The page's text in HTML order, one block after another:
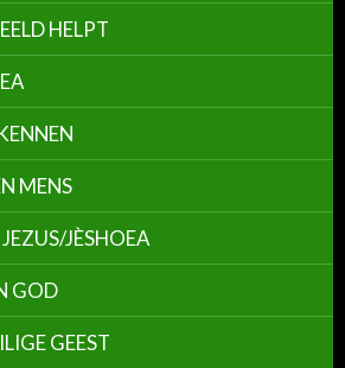
HELPT
MENS
JÈSHOEA
GOD
GEEST